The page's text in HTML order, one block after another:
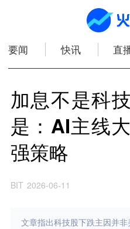
要闻 快讯 直
加息不是科
是：AI主线
强策略
BIT 2026-06-11
文章指出科技股下跌主因并